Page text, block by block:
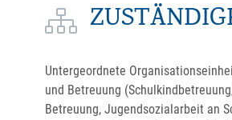
Untergeordnete
und Betreuung
Betreuung, Jugendsozialarbeit an